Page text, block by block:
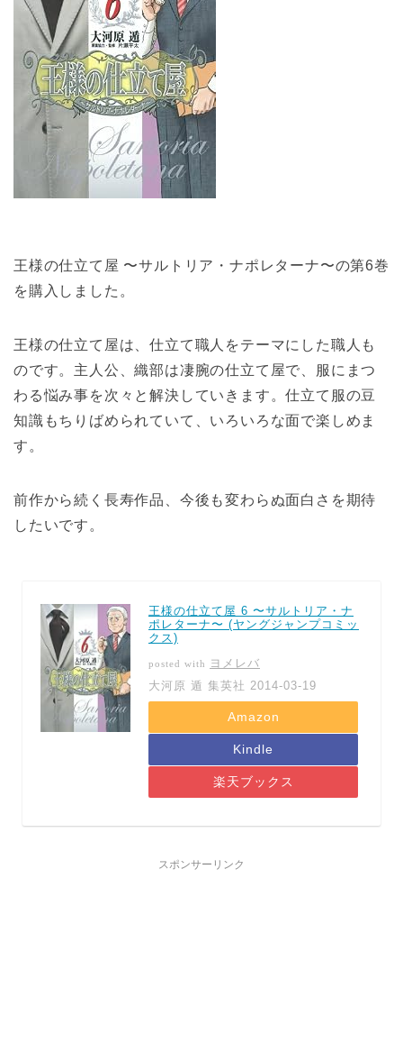
王様の仕立て屋 〜サルトリア・ナポレターナ〜の第6巻
を購入しました。
王様の仕立て屋は、仕立て職人をテーマにした職人も
のです。主人公、織部は凄腕の仕立て屋で、服にまつ
わる悩み事を次々と解決していきます。仕立て服の豆
知識もちりばめられていて、いろいろな面で楽しめま
す。
前作から続く長寿作品、今後も変わらぬ面白さを期待
したいです。
王様の仕立て屋 6 〜サルトリア・ナ
ポレターナ〜 (ヤングジャンプコミッ
クス)
posted with
ヨメレバ
大河原 遁 集英社 2014-03-19
Amazon
Kindle
楽天ブックス
スポンサーリンク